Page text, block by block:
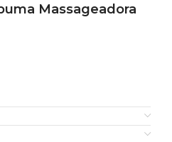
Massageadora